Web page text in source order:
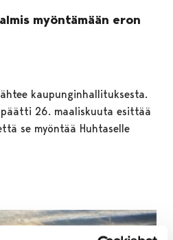
myöntämään eron
kaupunginhallituksesta.
26. maaliskuuta esittää
se myöntää Huhtaselle